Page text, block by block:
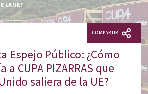
LA UE?
COMPARTIR
Espejo Público: ¿Cómo
a CUPA PIZARRAS que
saliera de la UE?